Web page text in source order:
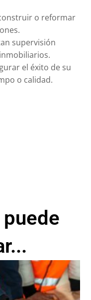
o reformar
supervisión
el éxito de su
o calidad.